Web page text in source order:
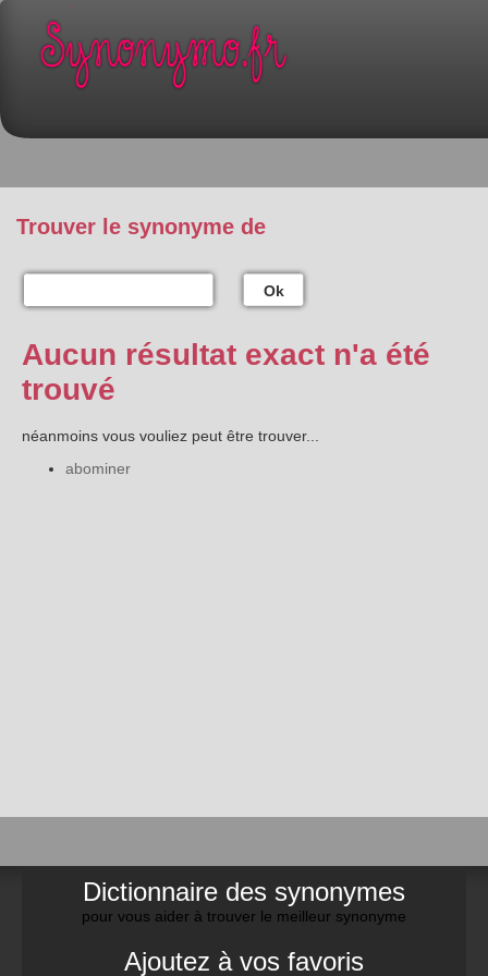
Trouver le synonyme de
Ok
Aucun résultat exact n'a été
trouvé
néanmoins vous vouliez peut être trouver...
abominer
Dictionnaire des synonymes
pour vous aider à trouver le meilleur synonyme
Ajoutez à vos favoris